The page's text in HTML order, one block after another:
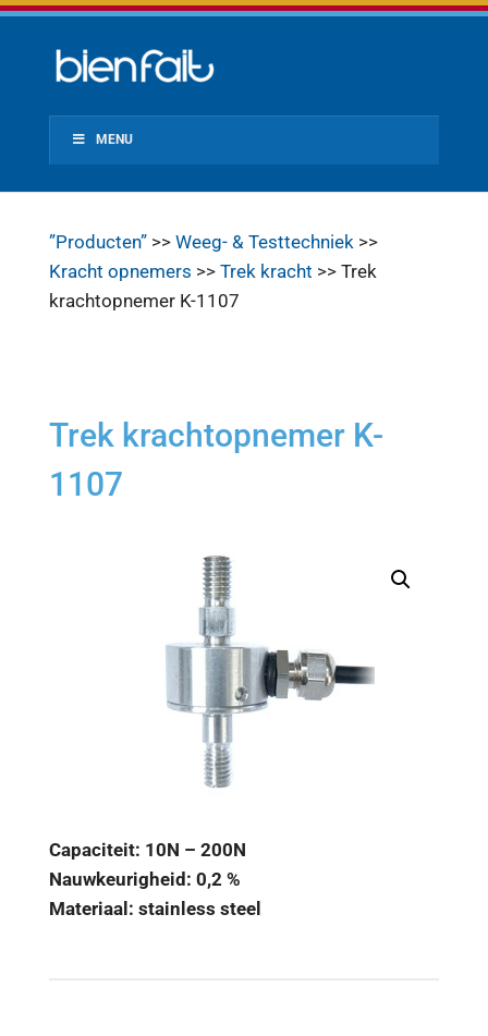
MENU
”Producten”>> Weeg- & Testtechniek>>
Kracht opnemers >> Trek kracht >> Trek
krachtopnemer K-1107
Trek krachtopnemer K-
1107
Capaciteit: 10N – 200N
Nauwkeurigheid: 0,2 %
Materiaal: stainless steel